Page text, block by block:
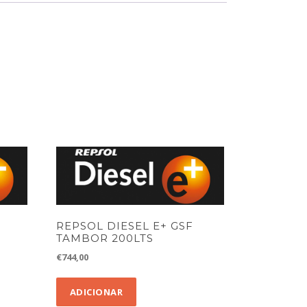
REPSOL DIESEL E+ GSF
TAMBOR 200LTS
€744,00
ADICIONAR